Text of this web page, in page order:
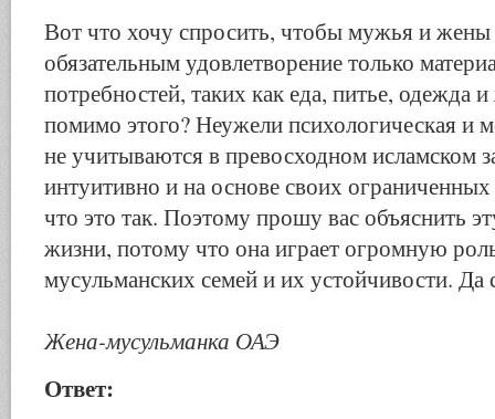
Вот что хочу спросить, чтобы мужья и жены
обязательным удовлетворение только
потребностей, таких как еда, питье, одежда
помимо этого? Неужели психологическая и
не учитываются в превосходном исламском
интуитивно и на основе своих
что это так. Поэтому прошу вас объяснить
жизни, потому что она играет огромную
мусульманских семей и их устойчивости. Да
Жена-мусульманка ОАЭ
Ответ: